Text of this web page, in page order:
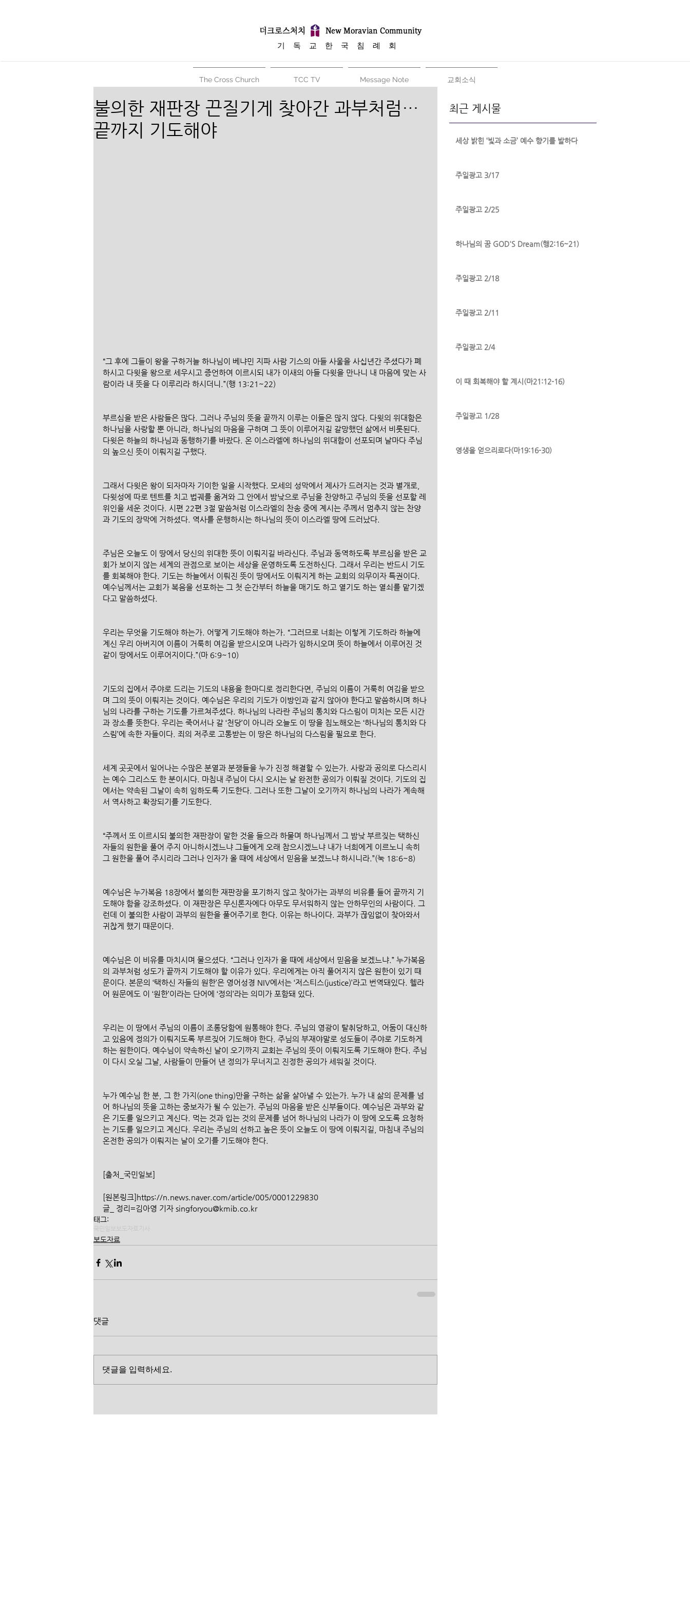
​기 독 교 한 국 침 례 회
The Cross Church TCC TV Message Note 교회소식
불의한 재판장 끈질기게 찾아간 과부처럼…
끝까지 기도해야
“그 후에 그들이 왕을 구하거늘 하나님이 베냐민 지파 사람 기스의 아들 사울을 사십년간 주셨다가 폐
하시고 다윗을 왕으로 세우시고 증언하여 이르시되 내가 이새의 아들 다윗을 만나니 내 마음에 맞는 사
람이라 내 뜻을 다 이루리라 하시더니.”(행 13:21~22)
부르심을 받은 사람들은 많다. 그러나 주님의 뜻을 끝까지 이루는 이들은 많지 않다. 다윗의 위대함은
하나님을 사랑할 뿐 아니라, 하나님의 마음을 구하며 그 뜻이 이루어지길 갈망했던 삶에서 비롯된다.
다윗은 하늘의 하나님과 동행하기를 바랐다. 온 이스라엘에 하나님의 위대함이 선포되며 날마다 주님
의 높으신 뜻이 이뤄지길 구했다.
그래서 다윗은 왕이 되자마자 기이한 일을 시작했다. 모세의 성막에서 제사가 드려지는 것과 별개로,
다윗성에 따로 텐트를 치고 법궤를 옮겨와 그 안에서 밤낮으로 주님을 찬양하고 주님의 뜻을 선포할 레
위인을 세운 것이다. 시편 22편 3절 말씀처럼 이스라엘의 찬송 중에 계시는 주께서 멈추지 않는 찬양
과 기도의 장막에 거하셨다. 역사를 운행하시는 하나님의 뜻이 이스라엘 땅에 드러났다.
주님은 오늘도 이 땅에서 당신의 위대한 뜻이 이뤄지길 바라신다. 주님과 동역하도록 부르심을 받은 교
회가 보이지 않는 세계의 관점으로 보이는 세상을 운영하도록 도전하신다. 그래서 우리는 반드시 기도
를 회복해야 한다. 기도는 하늘에서 이뤄진 뜻이 땅에서도 이뤄지게 하는 교회의 의무이자 특권이다.
예수님께서는 교회가 복음을 선포하는 그 첫 순간부터 하늘을 매기도 하고 열기도 하는 열쇠를 맡기겠
다고 말씀하셨다.
우리는 무엇을 기도해야 하는가. 어떻게 기도해야 하는가. “그러므로 너희는 이렇게 기도하라 하늘에
계신 우리 아버지여 이름이 거룩히 여김을 받으시오며 나라가 임하시오며 뜻이 하늘에서 이루어진 것
같이 땅에서도 이루어지이다.”(마 6:9~10)
기도의 집에서 주야로 드리는 기도의 내용을 한마디로 정리한다면, 주님의 이름이 거룩히 여김을 받으
며 그의 뜻이 이뤄지는 것이다. 예수님은 우리의 기도가 이방인과 같지 않아야 한다고 말씀하시며 하나
님의 나라를 구하는 기도를 가르쳐주셨다. 하나님의 나라란 주님의 통치와 다스림이 미치는 모든 시간
과 장소를 뜻한다. 우리는 죽어서나 갈 ‘천당’이 아니라 오늘도 이 땅을 침노해오는 ‘하나님의 통치와 다
스림’에 속한 자들이다. 죄의 저주로 고통받는 이 땅은 하나님의 다스림을 필요로 한다.
세계 곳곳에서 일어나는 수많은 분열과 분쟁들을 누가 진정 해결할 수 있는가. 사랑과 공의로 다스리시
는 예수 그리스도 한 분이시다. 마침내 주님이 다시 오시는 날 완전한 공의가 이뤄질 것이다. 기도의 집
에서는 약속된 그날이 속히 임하도록 기도한다. 그러나 또한 그날이 오기까지 하나님의 나라가 계속해
서 역사하고 확장되기를 기도한다.
“주께서 또 이르시되 불의한 재판장이 말한 것을 들으라 하물며 하나님께서 그 밤낮 부르짖는 택하신
자들의 원한을 풀어 주지 아니하시겠느냐 그들에게 오래 참으시겠느냐 내가 너희에게 이르노니 속히
그 원한을 풀어 주시리라 그러나 인자가 올 때에 세상에서 믿음을 보겠느냐 하시니라.”(눅 18:6~8)
예수님은 누가복음 18장에서 불의한 재판장을 포기하지 않고 찾아가는 과부의 비유를 들어 끝까지 기
도해야 함을 강조하셨다. 이 재판장은 무신론자에다 아무도 무서워하지 않는 안하무인의 사람이다. 그
런데 이 불의한 사람이 과부의 원한을 풀어주기로 한다. 이유는 하나이다. 과부가 끊임없이 찾아와서
귀찮게 했기 때문이다.
예수님은 이 비유를 마치시며 물으셨다. “그러나 인자가 올 때에 세상에서 믿음을 보겠느냐.” 누가복음
의 과부처럼 성도가 끝까지 기도해야 할 이유가 있다. 우리에게는 아직 풀어지지 않은 원한이 있기 때
문이다. 본문의 ‘택하신 자들의 원한’은 영어성경 NIV에서는 ‘저스티스(justice)’라고 번역돼있다. 헬라
어 원문에도 이 ‘원한’이라는 단어에 ‘정의’라는 의미가 포함돼 있다.
우리는 이 땅에서 주님의 이름이 조롱당함에 원통해야 한다. 주님의 영광이 탈취당하고, 어둠이 대신하
고 있음에 정의가 이뤄지도록 부르짖어 기도해야 한다. 주님의 부재야말로 성도들이 주야로 기도하게
하는 원한이다. 예수님이 약속하신 날이 오기까지 교회는 주님의 뜻이 이뤄지도록 기도해야 한다. 주님
이 다시 오실 그날, 사람들이 만들어 낸 정의가 무너지고 진정한 공의가 세워질 것이다.
누가 예수님 한 분, 그 한 가지(one thing)만을 구하는 삶을 살아낼 수 있는가. 누가 내 삶의 문제를 넘
어 하나님의 뜻을 고하는 중보자가 될 수 있는가. 주님의 마음을 받은 신부들이다. 예수님은 과부와 같
은 기도를 일으키고 계신다. 먹는 것과 입는 것의 문제를 넘어 하나님의 나라가 이 땅에 오도록 요청하
는 기도를 일으키고 계신다. 우리는 주님의 선하고 높은 뜻이 오늘도 이 땅에 이뤄지길, 마침내 주님의
온전한 공의가 이뤄지는 날이 오기를 기도해야 한다.
[출처_국민일보]
[원본링크]https://n.news.naver.com/article/005/0001229830
글_ 정리=김아영 기자 singforyou@kmib.co.kr
태그:
보도자료
댓글
댓글을 입력하세요.
최근 게시물
세상 밝힌 ‘빛과 소금’ 예수 향기를 발하다
주일광고 3/17
주일광고 2/25
하나님의 꿈 GOD'S Dream(행2:16~21)
주일광고 2/18
주일광고 2/11
주일광고 2/4
이 때 회복해야 할 계시(마21:12-16)
주일광고 1/28
영생을 얻으리로다(마19:16-30)